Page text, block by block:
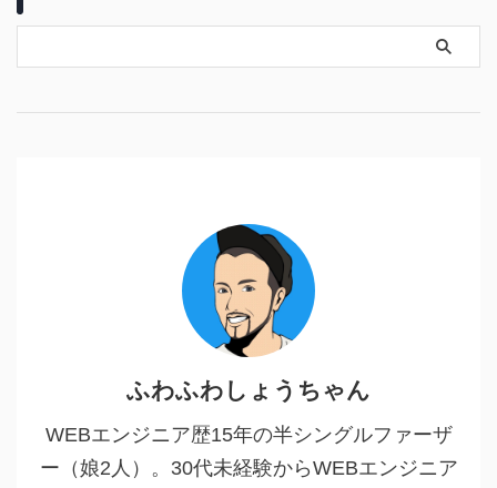
ふわふわしょうちゃん
WEBエンジニア歴15年の半シングルファーザ
ー（娘2人）。30代未経験からWEBエンジニア